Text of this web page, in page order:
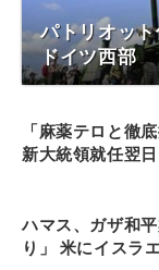
パトリオッ
ドイツ西部
「麻薬テロと徹
新大統領就任翌
ハマス、ガザ和
り」 米にイスラ